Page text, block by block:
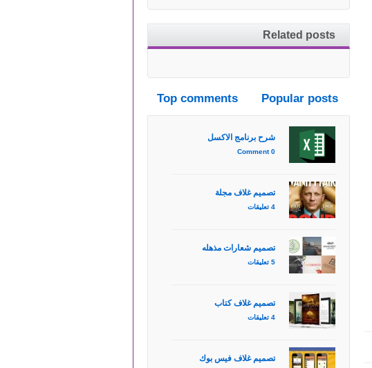
Related posts
Popular posts
Top comments
شرح برنامج الاكسل
0 Comment
تصميم غلاف مجلة
4 تعليقات
تصميم شعارات مذهله
5 تعليقات
تصميم غلاف كتاب
4 تعليقات
تصميم غلاف فيس بوك